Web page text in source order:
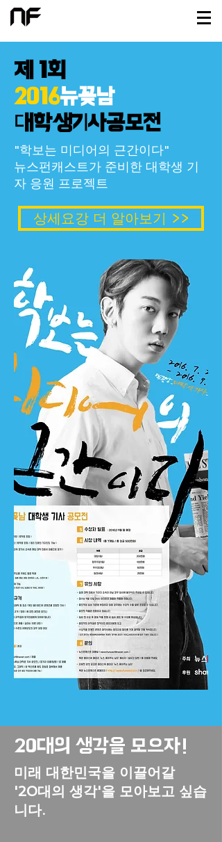
제 1회
2016뉴꽂남
대학생기사공모전
"학보는 미디어의 근간이다"
뉴스펀캐스트가 준비한 대학생 기
자 응원 프로젝트
상세요강 더 알아보기 >>
20대의 생각을 모으자!
미래 대한민국을 이끌어갈
'20대의 생각'을 모아보고 싶습
니다.